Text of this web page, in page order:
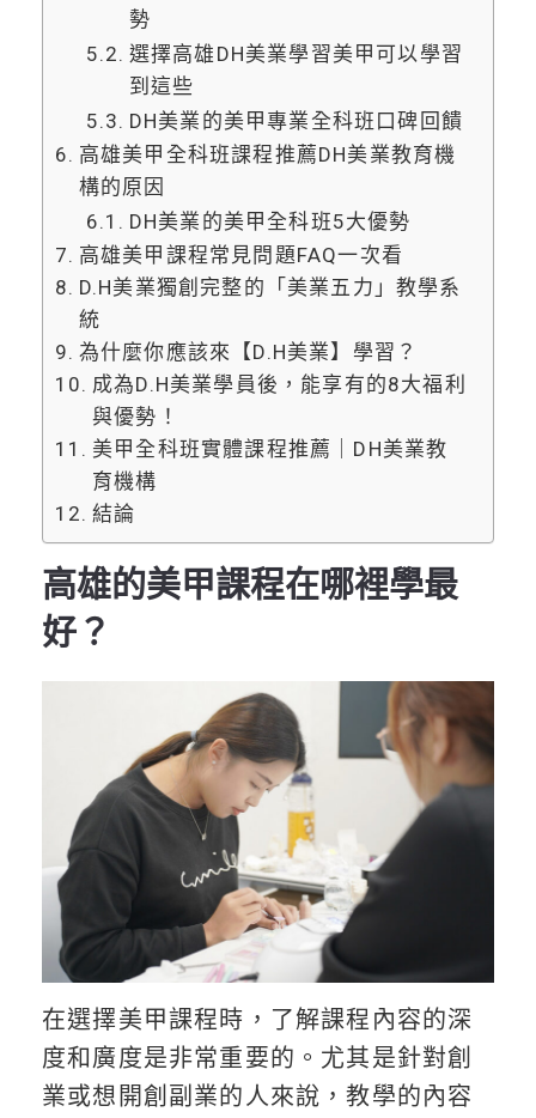
勢
選擇高雄DH美業學習美甲可以學習
到這些
DH美業的美甲專業全科班口碑回饋
高雄美甲全科班課程推薦DH美業教育機
構的原因
DH美業的美甲全科班5大優勢
高雄美甲課程常見問題FAQ一次看
D.H美業獨創完整的「美業五力」教學系
統
為什麼你應該來【D.H美業】學習？
成為D.H美業學員後，能享有的8大福利
與優勢！
美甲全科班實體課程推薦｜DH美業教
育機構
結論
高雄的美甲課程在哪裡學最
好？
在選擇美甲課程時，了解課程內容的深
度和廣度是非常重要的。尤其是針對創
業或想開創副業的人來說，教學的內容